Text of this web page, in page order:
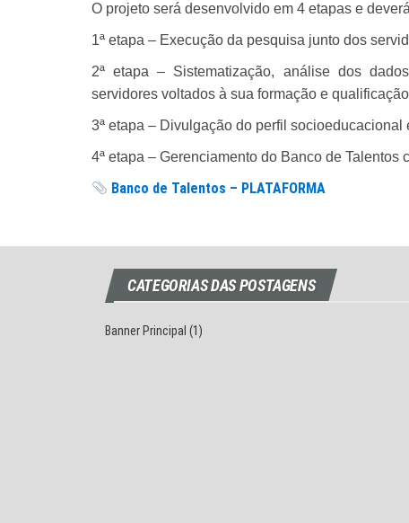
O projeto será desenvolvido em 4 etapas e
1ª etapa – Execução da pesquisa junto dos
2ª etapa – Sistematização, análise dos
servidores voltados à sua formação e
3ª etapa – Divulgação do perfil
4ª etapa – Gerenciamento do Banco de
Banco de Talentos – PLATAFORMA
CATEGORIAS DAS POSTAGENS
Banner Principal (1)